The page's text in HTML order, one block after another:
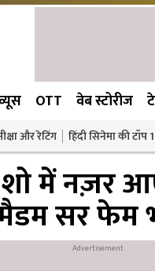
OTT वेब स्टोरीज
और रेटिंग हिंदी सिनेमा की
में नज़र
सर फेम